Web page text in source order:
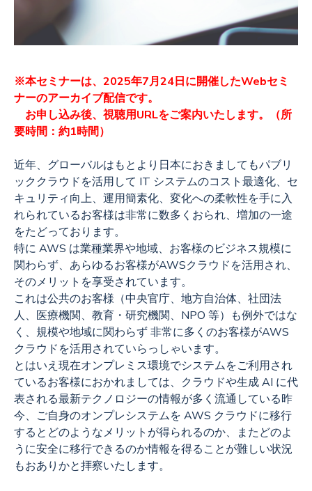
※本セミナーは、2025年7月24日に開催したWebセミ
ナーのアーカイブ配信です。
お申し込み後、視聴用URLをご案内いたします。（所
要時間：約1時間）
近年、グローバルはもとより日本におきましてもパブリ
ッククラウドを活用して IT システムのコスト最適化、セ
キュリティ向上、運用簡素化、変化への柔軟性を手に入
れられているお客様は非常に数多くおられ、増加の一途
をたどっております。
特に AWS は業種業界や地域、お客様のビジネス規模に
関わらず、あらゆるお客様がAWSクラウドを活用され、
そのメリットを享受されています。
これは公共のお客様（中央官庁、地方自治体、社団法
人、医療機関、教育・研究機関、NPO 等）も例外ではな
く、規模や地域に関わらず 非常に多くのお客様がAWS
クラウドを活用されていらっしゃいます。
とはいえ現在オンプレミス環境でシステムをご利用され
ているお客様におかれましては、クラウドや生成 AI に代
表される最新テクノロジーの情報が多く流通している昨
今、ご自身のオンプレシステムを AWS クラウドに移行
するとどのようなメリットが得られるのか、またどのよ
うに安全に移行できるのか情報を得ることが難しい状況
もおありかと拝察いたします。